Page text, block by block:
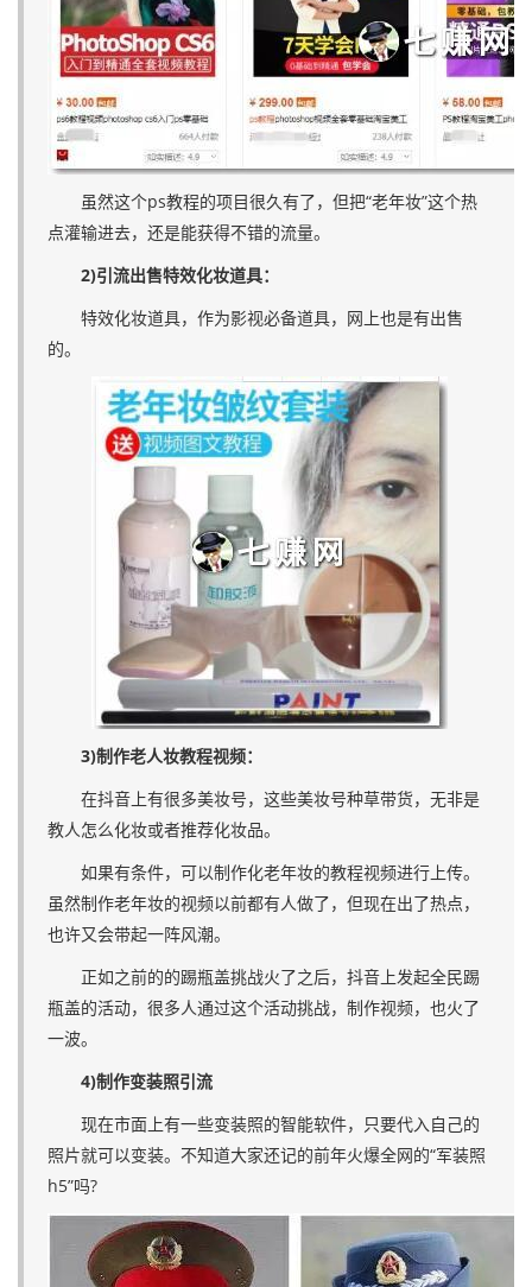
虽然这个ps教程的项目很久有了，但把“老年妆”这个热
点灌输进去，还是能获得不错的流量。
2)引流出售特效化妆道具：
特效化妆道具，作为影视必备道具，网上也是有出售
的。
3)制作老人妆教程视频：
在抖音上有很多美妆号，这些美妆号种草带货，无非是
教人怎么化妆或者推荐化妆品。
如果有条件，可以制作化老年妆的教程视频进行上传。
虽然制作老年妆的视频以前都有人做了，但现在出了热点，
也许又会带起一阵风潮。
正如之前的的踢瓶盖挑战火了之后，抖音上发起全民踢
瓶盖的活动，很多人通过这个活动挑战，制作视频，也火了
一波。
4)制作变装照引流
现在市面上有一些变装照的智能软件，只要代入自己的
照片就可以变装。不知道大家还记的前年火爆全网的“军装照
h5”吗?